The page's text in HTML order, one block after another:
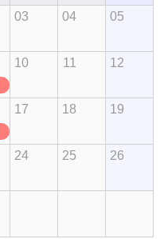
03 04 05
10 11 12
17 18 19
24 25 26